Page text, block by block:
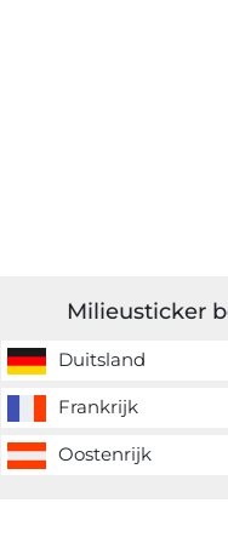
Milieusticker
Duitsland
Frankrijk
Oostenrijk